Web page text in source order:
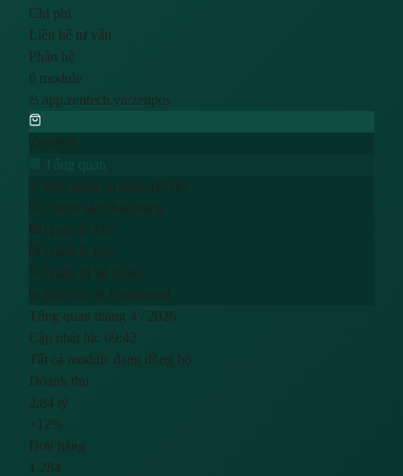
Chi phí
Liên hệ tư vấn
Phân hệ
6 module
app.zentech.vn/zenpos
ZenPOS
Bán hàng tại quầy (POS)
Chính sách bán hàng
Quản lý kho
Quản lý quỹ
Quản trị hệ thống
Báo cáo & Dashboard
Tổng quan tháng 4 / 2026
Cập nhật lúc 09:42
Tất cả module đang đồng bộ
Doanh thu
2,84 tỷ
+12%
Đơn hàng
1.284